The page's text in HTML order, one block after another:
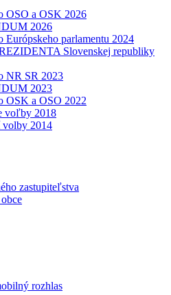
OSO a OSK 2026
2026
parlamentu 2024
Slovenskej republiky
NR SR 2023
2023
OSK a OSO 2022
voľby 2018
2014
zastupiteľstva
rozhlas